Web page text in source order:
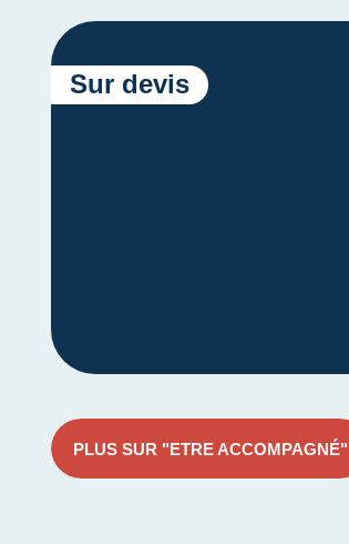
Sur devis
PLUS SUR "ETRE ACCOMPAGNÉ"